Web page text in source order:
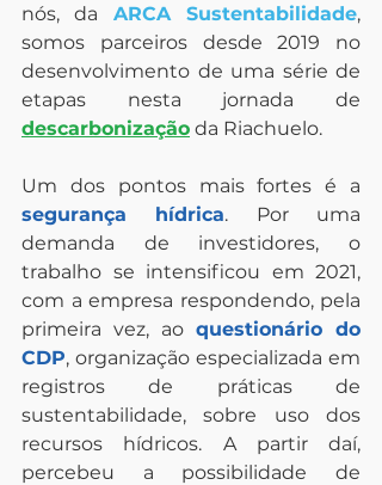
nós, da ARCA Sustentabilidade,
somos parceiros desde 2019 no
desenvolvimento de uma série de
descarbonização da Riachuelo.
segurança hídrica. Por uma
demanda de investidores, o
trabalho se intensificou em 2021,
com a empresa respondendo, pela
primeira vez, ao questionário do
CDP, organização especializada em
registros de práticas de
sustentabilidade, sobre uso dos
recursos hídricos. A partir daí,
percebeu a possibilidade de